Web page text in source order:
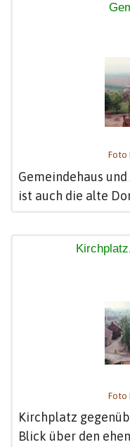
Foto
Gemeindehaus
ist auch die alte
Foto
Kirchplatz
Blick über den